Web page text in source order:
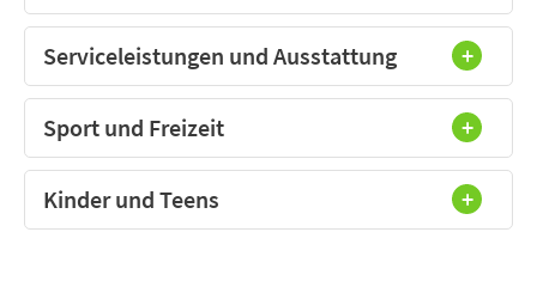
Serviceleistungen und Ausstattung
Sport und Freizeit
Kinder und Teens